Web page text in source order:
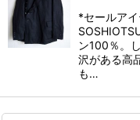
*セールアイ
ン100％。
沢がある高
も…